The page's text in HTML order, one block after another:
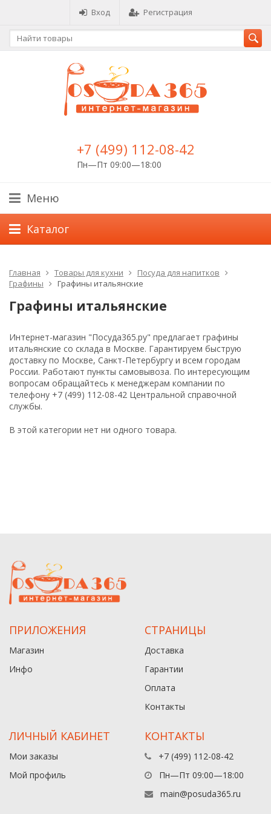
Вход Регистрация
+7 (499) 112-08-42
Пн—Пт 09:00—18:00
Меню
Каталог
Главная Товары для кухни
Посуда для напитков
Графины
Графины итальянские
Графины итальянские
Интернет-магазин "Посуда365.ру" предлагает графины
итальянские со склада в Москве. Гарантируем быструю
доставку по Москве, Санкт-Петербургу и всем городам
России. Работают пункты самовывоза. По интересующим
вопросам обращайтесь к менеджерам компании по
телефону +7 (499) 112-08-42 Центральной справочной
службы.
В этой категории нет ни одного товара.
ПРИЛОЖЕНИЯ
Магазин
Инфо
СТРАНИЦЫ
Доставка
Гарантии
Оплата
Контакты
ЛИЧНЫЙ КАБИНЕТ
Мои заказы
Мой профиль
КОНТАКТЫ
+7 (499) 112-08-42
Пн—Пт 09:00—18:00
main@posuda365.ru